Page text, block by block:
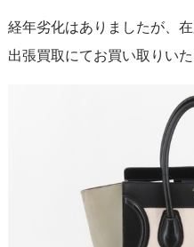
経年劣化はありましたが、
出張買取にてお買い取りいた